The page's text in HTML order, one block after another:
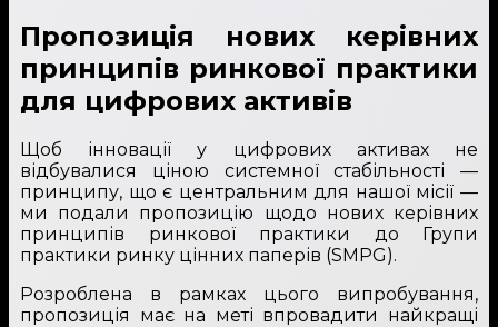
Пропозиція нових керівних
принципів ринкової практики
для цифрових активів
Щоб інновації у цифрових активах не
відбувалися ціною системної стабільності —
принципу, що є центральним для нашої місії —
ми подали пропозицію щодо нових керівних
принципів ринкової практики до Групи
практики ринку цінних паперів (SMPG).
Розроблена в рамках цього випробування,
пропозиція має на меті впровадити найкращі